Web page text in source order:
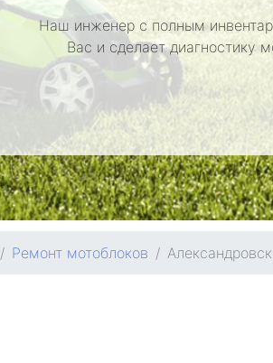
Наш инженер с полным
Вас и сделает диагностику
Ремонт мотоблоков